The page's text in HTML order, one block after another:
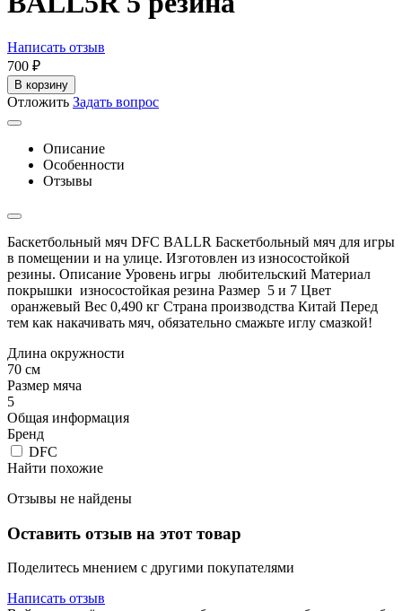
Написать отзыв
‍700‍ ₽
В корзину
Отложить Задать вопрос
Описание
Особенности
Отзывы
Баскетбольный мяч DFC BALLR Баскетбольный мяч для игры
в помещении и на улице. Изготовлен из износостойкой
резины. Описание Уровень игры любительский Материал
покрышки износостойкая резина Размер 5 и 7 Цвет
оранжевый Вес 0,490 кг Страна производства Китай Перед
тем как накачивать мяч, обязательно смажьте иглу смазкой!
Длина окружности
70 см
Размер мяча
5
Общая информация
Бренд
DFC
Найти похожие
Отзывы не найдены
Оставить отзыв на этот товар
Поделитесь мнением с другими покупателями
Написать отзыв